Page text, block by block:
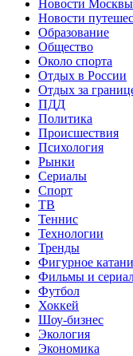
Новости Москвы
Новости
Образование
Общество
Около спорта
Отдых в России
Отдых за
ПДД
Политика
Происшествия
Психология
Рынки
Сериалы
Спорт
ТВ
Теннис
Технологии
Тренды
Фигурное
Фильмы и
Футбол
Хоккей
Шоу-бизнес
Экология
Экономика